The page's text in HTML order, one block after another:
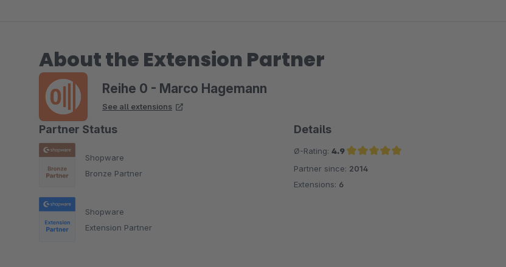
About the Extension Partner
Reihe 0 - Marco Hagemann
See all extensions
Partner Status
Shopware
Bronze Partner
Shopware
Extension Partner
Details
Ø-Rating: 4.9
Average rating of 4.9 out of 5 stars
Partner since: 2014
Extensions: 6